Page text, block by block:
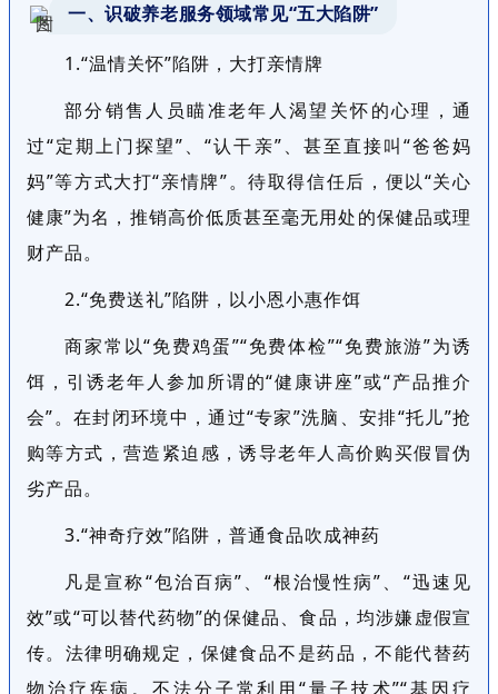
一、识破养老服务领域常见“五大陷阱”
1.“温情关怀”陷阱，大打亲情牌
部分销售人员瞄准老年人渴望关怀的心理，通
过“定期上门探望”、“认干亲”、甚至直接叫“爸爸妈
妈”等方式大打“亲情牌”。待取得信任后，便以“关心
健康”为名，推销高价低质甚至毫无用处的保健品或理
财产品。
2.“免费送礼”陷阱，以小恩小惠作饵
商家常以“免费鸡蛋”“免费体检”“免费旅游”为诱
饵，引诱老年人参加所谓的“健康讲座”或“产品推介
会”。在封闭环境中，通过“专家”洗脑、安排“托儿”抢
购等方式，营造紧迫感，诱导老年人高价购买假冒伪
劣产品。
3.“神奇疗效”陷阱，普通食品吹成神药
凡是宣称“包治百病”、“根治慢性病”、“迅速见
效”或“可以替代药物”的保健品、食品，均涉嫌虚假宣
传。法律明确规定，保健食品不是药品，不能代替药
物治疗疾病。不法分子常利用“量子技术”“基因疗